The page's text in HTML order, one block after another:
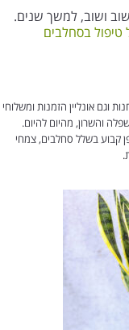
ושוב, למשך שנים.
טיפול בסחלבים
וגם אונליין הזמנות ומשלוחי
והשרון, מהיום להיום.
קבוע בשלל סחלבים, צמחי